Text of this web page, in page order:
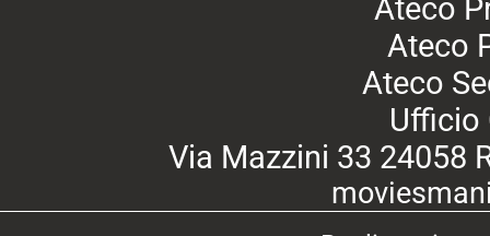
Ateco
Ateco
Ateco
Ufficio
Via Mazzini 33 24058